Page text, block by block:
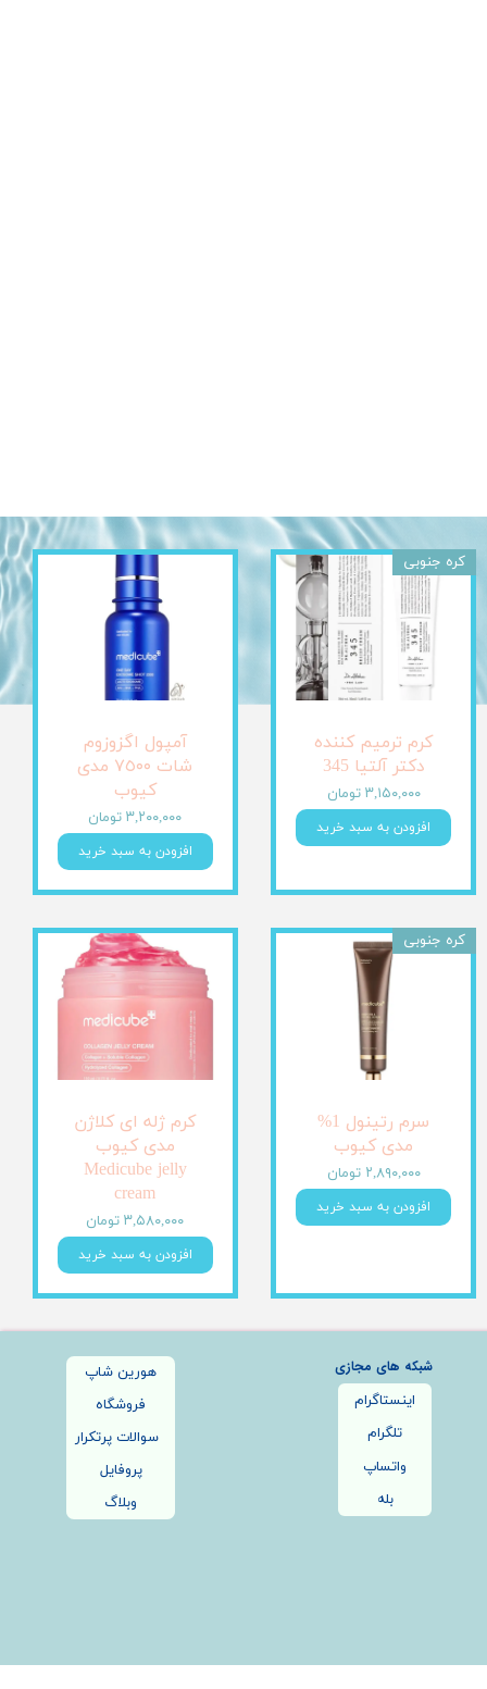
کرم ترمیم کننده
دکتر آلتیا 345
۳,۱۵۰,۰۰۰ تومان
افزودن به سبد خرید
کره جنوبی
آمپول اگزوزوم
شات ٧٥٠٠ مدی
کیوب
۳,۲۰۰,۰۰۰ تومان
افزودن به سبد خرید
سرم رتینول 1%
مدی کیوب
۲,۸۹۰,۰۰۰ تومان
افزودن به سبد خرید
کره جنوبی
کرم ژله ای کلاژن
مدی کیوب
Medicube jelly
cream
۳,۵۸۰,۰۰۰ تومان
افزودن به سبد خرید
هورین شاپ
فروشگاه
سوالات پرتکرار
پروفایل
وبلاگ
اینستاگرام
تلگرام
واتساپ
بله
شبکه های مجازی